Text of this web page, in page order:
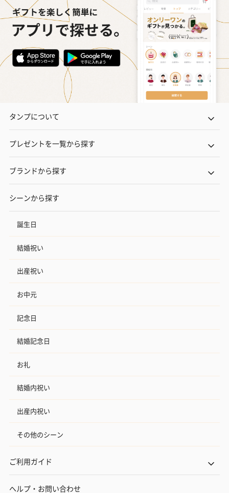
タンプについて
プレゼントを一覧から探す
ブランドから探す
シーンから探す
誕生日
結婚祝い
出産祝い
お中元
記念日
結婚記念日
お礼
結婚内祝い
出産内祝い
その他のシーン
ご利用ガイド
ヘルプ・お問い合わせ